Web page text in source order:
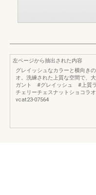
左ページから抽出された内容
グレイッシュなカラーと横向き
オ。洗練された上質な空間で、
ガント #グレイッシュ #上質ラ
チェリーチェスナットショコラ
vcat23-07564